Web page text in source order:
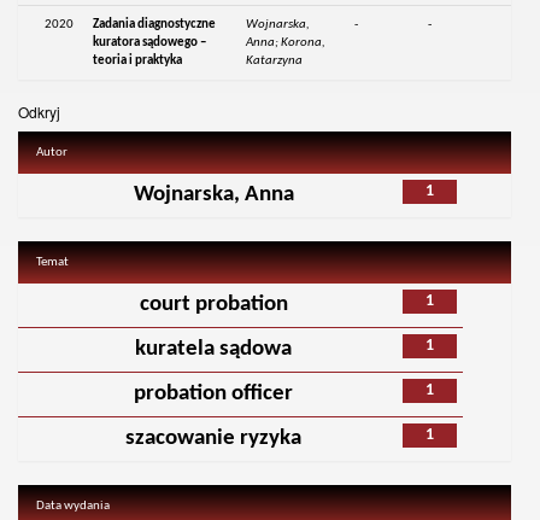
2020
Zadania diagnostyczne
kuratora sądowego –
teoria i praktyka
Wojnarska,
Anna; Korona,
Katarzyna
- -
Odkryj
Autor
1
Wojnarska, Anna
Temat
1
court probation
1
kuratela sądowa
1
probation officer
1
szacowanie ryzyka
Data wydania